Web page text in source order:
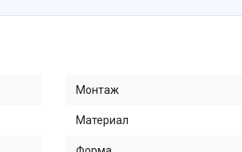
Монтаж
Материал